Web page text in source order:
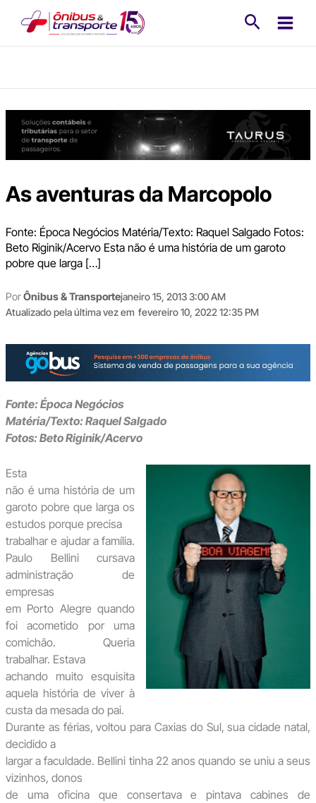
As aventuras da Marcopolo
Fonte: Época Negócios Matéria/Texto: Raquel Salgado Fotos:
Beto Riginik/Acervo Esta não é uma história de um garoto
pobre que larga […]
PorÔnibus & Transportejaneiro 15, 2013 3:00 AM
Atualizado pela última vez em fevereiro 10, 2022 12:35 PM
Fonte: Época Negócios
Matéria/Texto: Raquel Salgado
Fotos: Beto Riginik/Acervo
Esta
não é uma história de um
garoto pobre que larga os
estudos porque precisa
trabalhar e ajudar a família.
Paulo Bellini cursava
administração de
empresas
em Porto Alegre quando
foi acometido por uma
comichão. Queria
trabalhar. Estava
achando muito esquisita
aquela história de viver à
custa da mesada do pai.
Durante as férias, voltou para Caxias do Sul, sua cidade natal,
decidido a
largar a faculdade. Bellini tinha 22 anos quando se uniu a seus
vizinhos, donos
de uma oficina que consertava e pintava cabines de